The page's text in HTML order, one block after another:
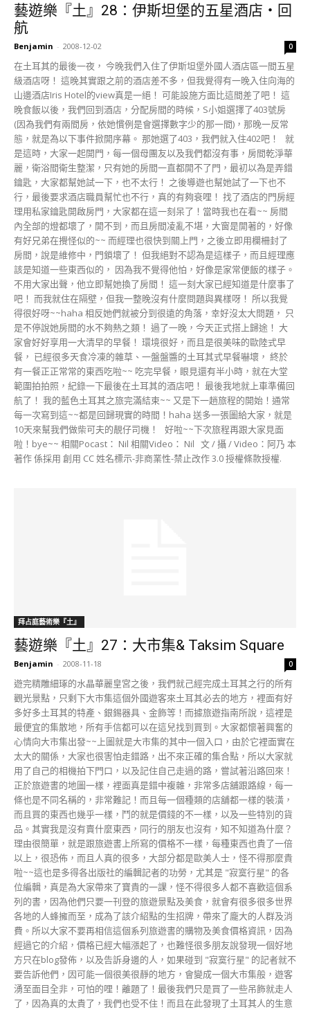
藝遊樂『土』28：伊斯坦堡的五星酒店‧回
航
Benjamin - 2008-12-02 0
在土耳其的最後一夜， 今晚我們入住了伊斯坦堡外國人酒店區一間五星
級酒店呀！ 這晚其實跟之前的酒店差不多，但我覺得有一晚入住向海的
山邊酒店Iris Hotel的view真是一絕！ 可能設施方面比這間差了吧！ 這
晚食飯以後，我們回到酒店，分配房間的時候，S小姐選擇了403號房
(因為我們有兩間房，依她慣例是會選擇數字少的那一間)，那晚一反常
態，就是為以下事件掀開序幕。 那她選了403，我們就入住402吧！ 就
是這時，大家一起開門，每一個母團友以及我們都沒有事，房間乾淨華
麗，衛浴間衛生整潔，只有她的房間一直都開不了門，最初以為是弄錯
鑰匙，大家都幫她試一下，也不太行！ 之後導遊也幫她試了一下也不
行，最後要求酒店職員幫忙也不行，真的有夠衰哩！ 找了酒店的門房經
理用私家鑰匙開啟房門，大家都在這一刻呆了！當時我也在看~~ 房間
內全部的燈都壞了，開不到，而且房間凌亂不堪，大窗是開著的，好像
有好兄弟在攪怪似的~~ 而經理也很快到關上門，之後立即用欄柵封了
房間，說是維修中，門鎖壞了！ 但我絕對不認為是這樣子，而且經理應
該是知道一些東西似的， 因為我不覺得他怕，好像是家常便飯的樣子。
不用大家出聲，他立即幫她換了房間！ 這一刻大家已經知道是什麼事了
吧！ 而我就住在隔壁，但我一整晚沒有什麼問題與異樣呀！ 所以我覺
得很好呀~~haha 相反她們就被分到很遠的角落，幸好沒太大問題， 只
是不停說她房間的水不夠熱之類！ 過了一晚，今天正式搭上歸途！ 大
家會好好享用一大清早的早餐！ 環境很好，而且是很美味的歐陸式早
餐， 已經很多天食冷凍的雜草、一盤盤醬的土耳其式早餐嚇壞， 終於
有一餐正正常常的東西吃啦~~ 吃完早餐，眼見還有半小時，就在大堂
範圍拍拍照，紀錄一下最後在土耳其的酒店吧！ 最後我地就上車準備回
航了！ 我的藍色土耳其之旅完滿結束~~ 又是下一趟旅程的開始！通常
每一次寫到這~~都是回歸現實的時間！haha 送多一張圖給大家，就是
10天來幫我們做柴可夫的靚仔司機！ 好啦~~下次旅程再跟大家見面
啦！bye~~ 相關Pocast： Nil 相關Video： Nil 文 / 攝 / Video：阿乃 本
著作 係採用 創用 CC 姓名標示-非商業性-禁止改作 3.0 授權條款授權.
拜占庭藝術樂『土』
藝遊樂『土』27：大市集& Taksim Square
Benjamin - 2008-11-18 0
遊完精雕細琢的水晶華麗皇宮之後，我們就己經完成土耳其之行的所有
觀光景點，只剩下大市集這個外國遊客來土耳其必去的地方，裡面有好
多好多土耳其的特產、銀錫器具、金飾等！而據旅遊指南所說，這裡是
最便宜的集散地，所有手信都可以在這兒找到買到。大家都懷著興奮的
心情向大市集出發~~上圖就是大市集的其中一個入口，由於它裡面實在
太大的關係，大家也很害怕走錯路，出不來正確的集合點，所以大家就
用了自己的相機拍下門口，以及記住自己走過的路，嘗試著沿路回來！
正於旅遊書的地圖一樣，裡面真是錯中複雜，非常多店舖跟路線，每一
條也是不同名稱的，非常難記！而且每一個種類的店舖都一樣的裝潢，
而且買的東西也幾乎一樣，鬥的就是價錢的不一樣，以及一些特別的貨
品。其實我是沒有賣什麼東西，同行的朋友也沒有，知不知道為什麼？
理由很簡單，就是跟旅遊書上所寫的價格不一樣，每種東西也貴了一倍
以上，很恐佈，而且人真的很多，大部分都是歐美人士，怪不得那麼貴
啦~~這也是多得各出版社的編輯記者的功勞，尤其是 "寂寞行星" 的各
位編輯，真是為大家帶來了寶貴的一課，怪不得很多人都不喜歡這個系
列的書，因為他們只要一刊登的旅遊景點及美食，就會有很多很多世界
各地的人蜂擁而至，成為了該介紹點的生招牌，帶來了龐大的人群及消
費。所以大家不要再相信這個系列旅遊書的購物及美食價格資訊，因為
經過它的介紹，價格已經大幅漲起了，也難怪很多朋友說發現一個好地
方只在blog發佈，以及告訴身邊的人，如果碰到 "寂寞行星" 的記者就不
要告訴他們，因可能一個很美很靜的地方，會變成一個大市集般，遊客
湧至面目全非，可怕的哩！離題了！最後我們只是買了一些吊飾就走人
了，因為真的太貴了，我們也受不住！而且在此發現了土耳其人的生意